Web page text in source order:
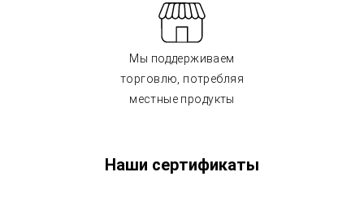
Мы поддерживаем
торговлю, потребляя
местные продукты
Наши сертификаты